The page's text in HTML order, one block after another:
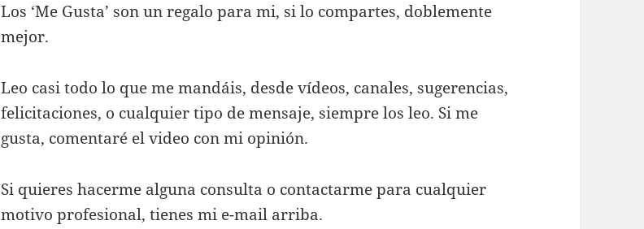
Los ‘Me Gusta’ son un regalo para mi, si lo compartes, doblemente
mejor.
Leo casi todo lo que me mandáis, desde vídeos, canales, sugerencias,
felicitaciones, o cualquier tipo de mensaje, siempre los leo. Si me
gusta, comentaré el video con mi opinión.
Si quieres hacerme alguna consulta o contactarme para cualquier
motivo profesional, tienes mi e-mail arriba.